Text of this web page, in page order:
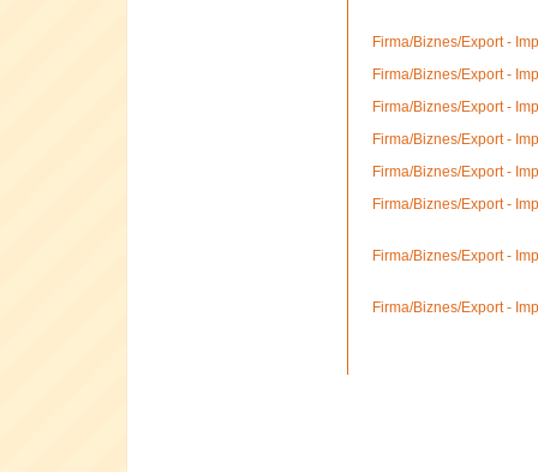
Firma/Biznes/Export -
Firma/Biznes/Export -
Firma/Biznes/Export -
Firma/Biznes/Export -
Firma/Biznes/Export -
Firma/Biznes/Export -
Firma/Biznes/Export -
Firma/Biznes/Export -